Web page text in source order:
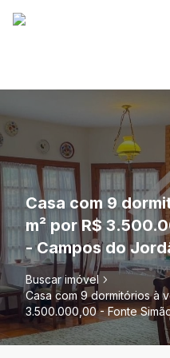
Casa com 9
m² por R$
- Campos do
Buscar imóvel
Casa com 9 dormitórios à
3.500.000,00 - Fonte